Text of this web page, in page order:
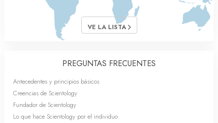
VE LA LISTA
PREGUNTAS FRECUENTES
Antecedentes y principios básicos
Creencias de Scientology
Fundador de Scientology
Lo que hace Scientology por el individuo